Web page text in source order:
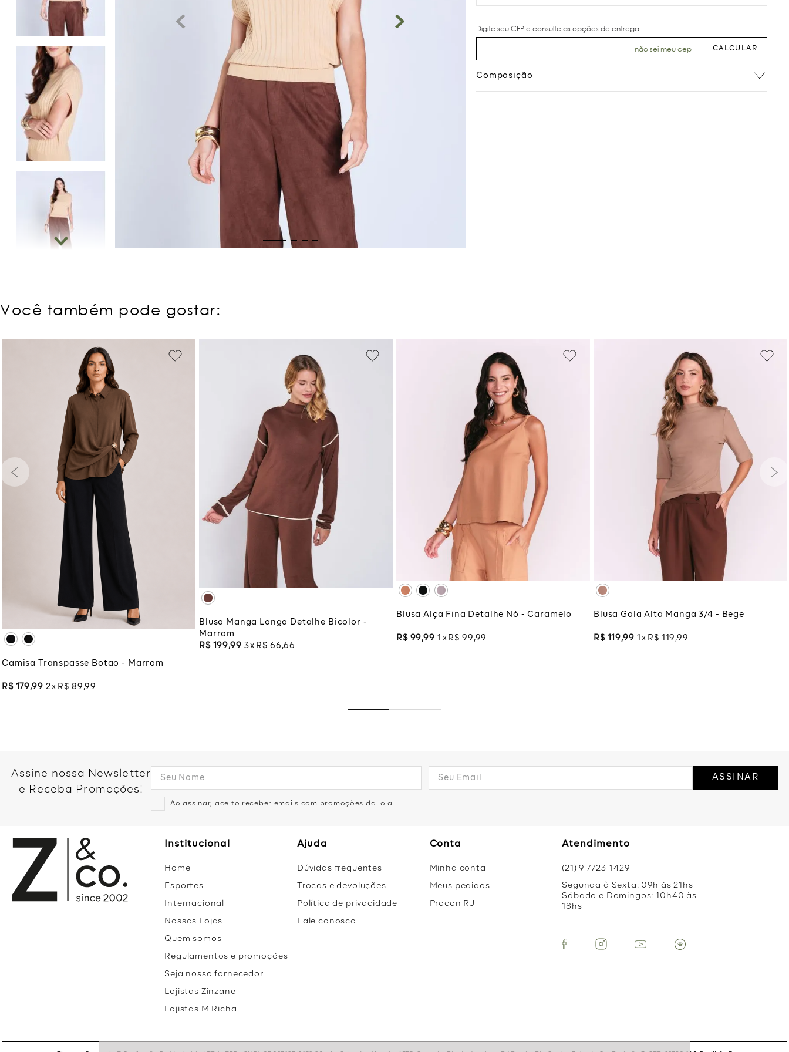
não sei meu cep
Composição
Você também pode gostar:
M
XGG
ADICIONAR À SACOLA
Camisa Transpasse Botao - Marrom
R$ 179,99 2 R$ 89 ,99
G
M
PP
XGG
ADICIONAR À SACOLA
Blusa Manga Longa Detalhe Bicolor -
Marrom
R$ 199,99 3 R$ 66 ,66
G
P
XGG
ADICIONAR À SACOLA
Blusa Alça Fina Detalhe Nó - Caramelo
R$ 99,99 1 R$ 99 ,99
G
M
XGG
ADICIONAR À SACOLA
Blusa Gola Alta Manga 3/4 - Bege
R$ 119,99 1 R$ 119 ,99
Assine nossa Newsletter
e Receba Promoções!
Ao assinar, aceito receber emails com promoções da loja
ASSINAR
Institucional
Home
Esportes
Internacional
Nossas Lojas
Quem somos
Regulamentos e promoções
Seja nosso fornecedor
Lojistas Zinzane
Lojistas M Richa
Ajuda
Dúvidas frequentes
Trocas e devoluções
Política de privacidade
Fale conosco
Conta
Minha conta
Meus pedidos
Procon RJ
Atendimento
(21) 9 7723-1429
Segunda à Sexta: 09h às 21hs
Sábado e Domingos: 10h40 às
18hs